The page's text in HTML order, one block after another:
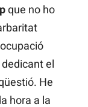
que no ho
dedicant el
He
hora a la